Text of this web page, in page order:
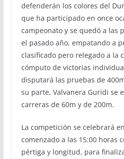
defenderán los colores del
que ha participado en once
campeonato y se quedó a las
el pasado año, empatando a
clasificado pero relegado a la
cómputo de victorias
disputará las pruebas de
su parte, Valvanera Guridi se
carreras de 60m y de 200m.
La competición se celebrará
comenzado a las 15:00 horas
pértiga y longitud, para